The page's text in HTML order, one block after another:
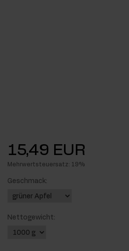
15,49 EUR
Mehrwertsteuersatz: 19%
Geschmack:
Nettogewicht: